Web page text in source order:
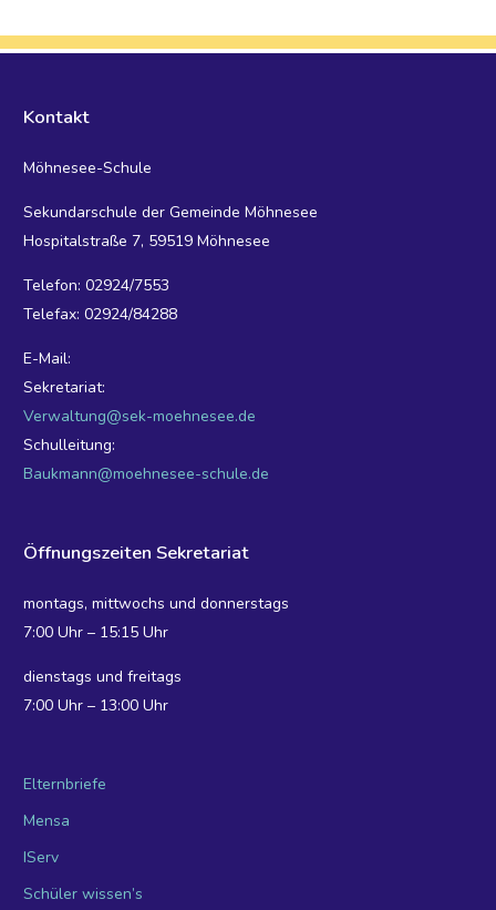
Kontakt
Möhnesee-Schule
Sekundarschule der Gemeinde Möhnesee
Hospitalstraße 7, 59519 Möhnesee
Telefon: 02924/7553
Telefax: 02924/84288
E-Mail:
Sekretariat:
Verwaltung@sek-moehnesee.de
Schulleitung:
Baukmann@moehnesee-schule.de
Öffnungszeiten Sekretariat
montags, mittwochs und donnerstags
7:00 Uhr – 15:15 Uhr
dienstags und freitags
7:00 Uhr – 13:00 Uhr
Elternbriefe
Mensa
IServ
Schüler wissen’s